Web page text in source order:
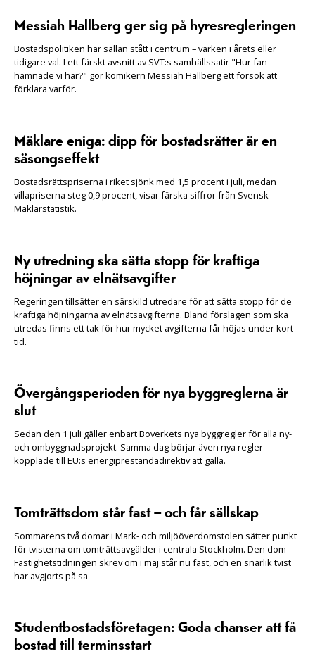
Messiah Hallberg ger sig på hyresregleringen
Bostadspolitiken har sällan stått i centrum – varken i årets eller
tidigare val. I ett färskt avsnitt av SVT:s samhällssatir "Hur fan
hamnade vi här?" gör komikern Messiah Hallberg ett försök att
förklara varför.
Mäklare eniga: dipp för bostadsrätter är en
säsongseffekt
Bostadsrättspriserna i riket sjönk med 1,5 procent i juli, medan
villapriserna steg 0,9 procent, visar färska siffror från Svensk
Mäklarstatistik.
Ny utredning ska sätta stopp för kraftiga
höjningar av elnätsavgifter
Regeringen tillsätter en särskild utredare för att sätta stopp för de
kraftiga höjningarna av elnätsavgifterna. Bland förslagen som ska
utredas finns ett tak för hur mycket avgifterna får höjas under kort
tid.
Övergångsperioden för nya byggreglerna är
slut
Sedan den 1 juli gäller enbart Boverkets nya byggregler för alla ny-
och ombyggnadsprojekt. Samma dag börjar även nya regler
kopplade till EU:s energiprestandadirektiv att gälla.
Tomträttsdom står fast – och får sällskap
Sommarens två domar i Mark- och miljööverdomstolen sätter punkt
för tvisterna om tomträttsavgälder i centrala Stockholm. Den dom
Fastighetstidningen skrev om i maj står nu fast, och en snarlik tvist
har avgjorts på sa
Studentbostadsföretagen: Goda chanser att få
bostad till terminsstart